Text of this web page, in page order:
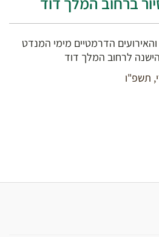
הדרמטיים מימי המנדט
לרחוב המלך דוד